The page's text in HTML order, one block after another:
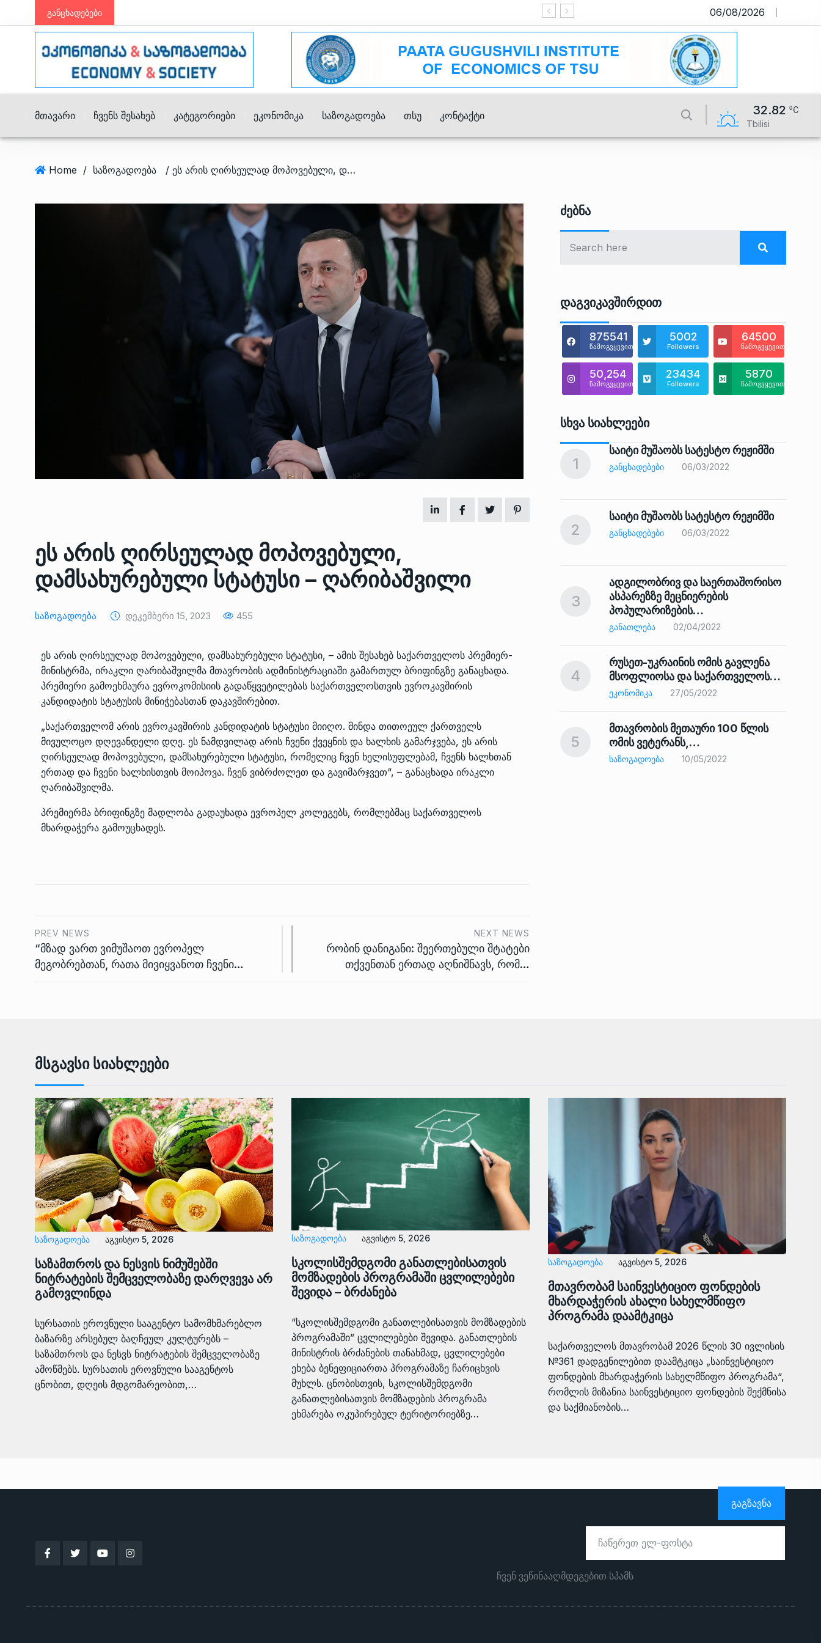
განცხადებები საიტი მუშაობს სატესტო რეჟიმში
06/08/2026
Მთავარი Ჩვენს Შესახებ Კატეგორიები Ეკონომიკა Საზოგადოება Თსუ Კონტაქტი 32.82
Tbilisi
Home / საზოგადოება / ეს არის ღირსეულად მოპოვებული, დამსახურებული სტატუსი – ღარიბაშვილი
ეს არის ღირსეულად მოპოვებული,
დამსახურებული სტატუსი – ღარიბაშვილი
Საზოგადოება Დეკემბერი 15, 2023 455
ეს არის ღირსეულად მოპოვებული, დამსახურებული სტატუსი, – ამის შესახებ საქართველოს პრემიერ-
მინისტრმა, ირაკლი ღარიბაშვილმა მთავრობის ადმინისტრაციაში გამართულ ბრიფინგზე განაცხადა.
პრემიერი გამოეხმაურა ევროკომისიის გადაწყვეტილებას საქართველოსთვის ევროკავშირის
კანდიდატის სტატუსის მინიჭებასთან დაკავშირებით.
„საქართველომ არის ევროკავშირის კანდიდატის სტატუსი მიიღო. მინდა თითოეულ ქართველს
მივულოცო დღევანდელი დღე. ეს ნამდვილად არის ჩვენი ქვეყნის და ხალხის გამარჯვება, ეს არის
ღირსეულად მოპოვებული, დამსახურებული სტატუსი, რომელიც ჩვენ ხელისუფლებამ, ჩვენს ხალხთან
ერთად და ჩვენი ხალხისთვის მოიპოვა. ჩვენ ვიბრძოლეთ და გავიმარჯვეთ“, – განაცხადა ირაკლი
ღარიბაშვილმა.
პრემიერმა ბრიფინგზე მადლობა გადაუხადა ევროპელ კოლეგებს, რომლებმაც საქართველოს
მხარდაჭერა გამოუცხადეს.
PREV NEWS
“მზად ვართ ვიმუშაოთ ევროპელ
მეგობრებთან, რათა მივიყვანოთ ჩვენი…
NEXT NEWS
რობინ დანიგანი: შეერთებული შტატები
თქვენთან ერთად აღნიშნავს, რომ…
Ძებნა
Დაგვიკავშირდით
875541
წამოგვყევით
5002
Followers
64500
წამოგვყევით
50,254
წამოგვყევით
23434
Followers
5870
წამოგვყევით
Სხვა Სიახლეები
ოთარ შამუგია ბაქოში გამართულ
მინისტერიალზე სიტყვით…
ᲔᲙᲝᲜᲝᲛᲘᲙᲐ 10/05/2022
სამსახურის…
ᲔᲙᲝᲜᲝᲛᲘᲙᲐ 10/05/2022
8
საქართველოს რკინიგზის
გენერალურმა დირექტორმა შუა
დერეფნის…
9
თბილისის ზაქარია ფალიაშვილის
სახელობის ოპერისა და
ბალეტის…
ᲙᲣᲚᲢᲣᲠᲐ 13/05/2022
10
თბილისის ზაქარია ფალიაშვილის
სახელობის ოპერისა და
„სოციალურად დაუცველთა
დასაქმების პროგრამაში,…
12 ᲠᲔᲒᲘᲝᲜᲔᲑᲘ
მარაგი დღეისათვის გვაქვს
14
პრემიერ-მინისტრი ირაკლი
ღარიბაშვილი ოზურგეთის
ტექნოპარკში სტარტაპერებს…
15
პრემიერ-მინისტრმა ირაკლი
ღარიბაშვილმა ახლად
რეაბილიტირებული ოზურგეთის…
1
საიტი მუშაობს სატესტო რეჟიმში
ᲒᲐᲜᲪᲮᲐᲓᲔᲑᲔᲑᲘ 06/03/2022
2
საიტი მუშაობს სატესტო რეჟიმში
ᲒᲐᲜᲪᲮᲐᲓᲔᲑᲔᲑᲘ 06/03/2022
3
ადგილობრივ და საერთაშორისო
ასპარეზზე მეცნიერების
პოპულარიზების…
ᲒᲐᲜᲐᲗᲚᲔᲑᲐ 02/04/2022
4
რუსეთ-უკრაინის ომის გავლენა
მსოფლიოსა და საქართველოს…
ᲔᲙᲝᲜᲝᲛᲘᲙᲐ 27/05/2022
5
მთავრობის მეთაური 100 წლის
ომის ვეტერანს,…
ᲡᲐᲖᲝᲒᲐᲓᲝᲔᲑᲐ 10/05/2022
Მსგავსი Სიახლეები
ᲡᲐᲖᲝᲒᲐᲓᲝᲔᲑᲐ აგვისტო 5, 2026
საზამთროს და ნესვის ნიმუშებში
ნიტრატების შემცველობაზე დარღვევა არ
გამოვლინდა
სურსათის ეროვნული სააგენტო სამომხმარებლო
ბაზარზე არსებულ ბაღჩეულ კულტურებს –
საზამთროს და ნესვს ნიტრატების შემცველობაზე
ამოწმებს. სურსათის ეროვნული სააგენტოს
ცნობით, დღეის მდგომარეობით,…
ᲡᲐᲖᲝᲒᲐᲓᲝᲔᲑᲐ აგვისტო 5, 2026
სკოლისშემდგომი განათლებისათვის
მომზადების პროგრამაში ცვლილებები
შევიდა – ბრძანება
“სკოლისშემდგომი განათლებისათვის მომზადების
პროგრამაში” ცვლილებები შევიდა. განათლების
მინისტრის ბრძანების თანახმად, ცვლილებები
ეხება ბენეფიციართა პროგრამაზე ჩარიცხვის
მუხლს. ცნობისთვის, სკოლისშემდგომი
განათლებისათვის მომზადების პროგრამა
ეხმარება ოკუპირებულ ტერიტორიებზე…
ᲡᲐᲖᲝᲒᲐᲓᲝᲔᲑᲐ აგვისტო 5, 2026
მთავრობამ საინვესტიციო ფონდების
მხარდაჭერის ახალი სახელმწიფო
პროგრამა დაამტკიცა
საქართველოს მთავრობამ 2026 წლის 30 ივლისის
№361 დადგენილებით დაამტკიცა „საინვესტიციო
ფონდების მხარდაჭერის სახელმწიფო პროგრამა“,
რომლის მიზანია საინვესტიციო ფონდების შექმნისა
და საქმიანობის…
ᲒᲐᲒᲖᲐᲕᲜᲐ
ჩვენ ვეწინააღმდეგებით სპამს